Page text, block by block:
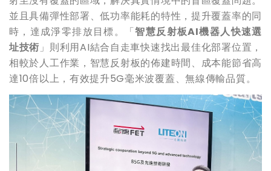
並且具備彈性部署、低功率能耗的特性，提升覆蓋率的同
時，達成淨零排放目標。「智慧反射板AI機器人快速選
址技術 」則利用AI結合自走車快速找出最佳化部署位置，
相較於人工作業，智慧反射板的佈建時間、成本能節省高
達10倍以上，有效提升5G毫米波覆蓋、無線傳輸品質。